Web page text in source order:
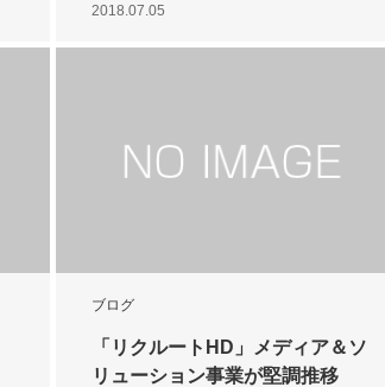
2018.07.05
ブログ
「リクルートHD」メディア＆ソ
リューション事業が堅調推移